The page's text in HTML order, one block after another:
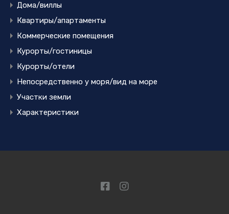
Дома/виллы
Квартиры/апартаменты
Коммерческие помещения
Курорты/гостиницы
Курорты/отели
Непосредственно у моря/вид на море
Участки земли
Характеристики